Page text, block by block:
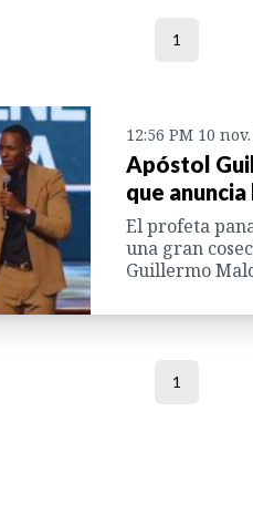
1
12:56 PM 10
Apóstol
que
El profeta
una gran
Guillermo
1